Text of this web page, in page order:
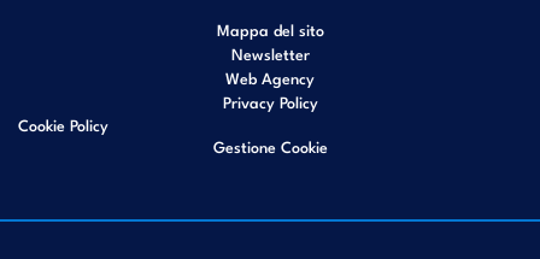
Mappa del sito
Newsletter
Web Agency
Privacy Policy
Cookie Policy
Gestione Cookie